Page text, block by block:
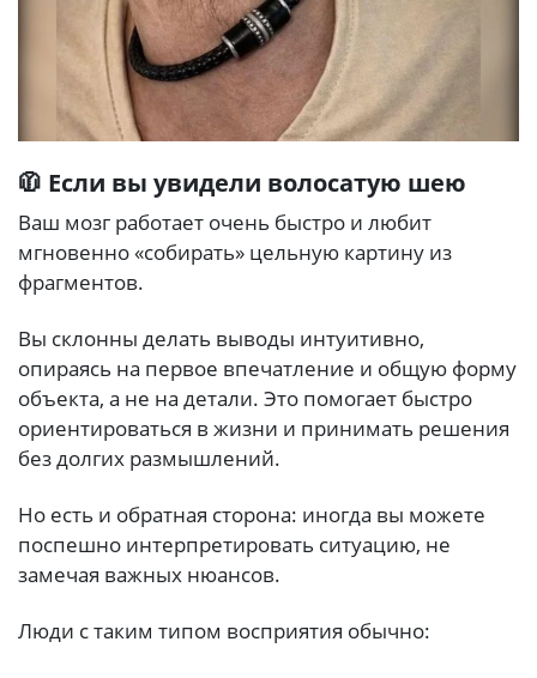
🧥 Если вы увидели волосатую шею
Ваш мозг работает очень быстро и любит
мгновенно «собирать» цельную картину из
фрагментов.
Вы склонны делать выводы интуитивно,
опираясь на первое впечатление и общую форму
объекта, а не на детали. Это помогает быстро
ориентироваться в жизни и принимать решения
без долгих размышлений.
Но есть и обратная сторона: иногда вы можете
поспешно интерпретировать ситуацию, не
замечая важных нюансов.
Люди с таким типом восприятия обычно: